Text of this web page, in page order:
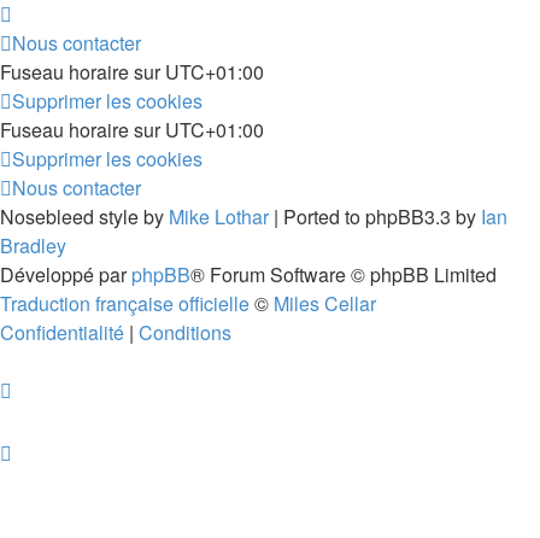
Nous contacter
Fuseau horaire surUTC+01:00
Supprimer les cookies
Fuseau horaire surUTC+01:00
Supprimer les cookies
Nous contacter
Nosebleed style by Mike Lothar | Ported to phpBB3.3 by Ian
Bradley
Développé parphpBB® Forum Software © phpBB Limited
Traduction française officielle© Miles Cellar
Confidentialité | Conditions